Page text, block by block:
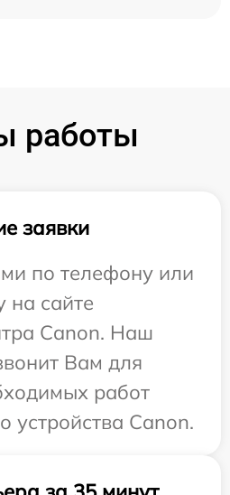
работы
заявки
по телефону или
на сайте
Canon. Наш
Вам для
работ
устройства Canon.